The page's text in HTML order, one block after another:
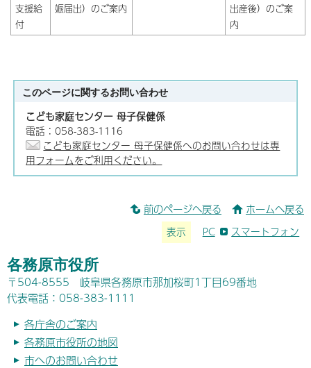
支援給
付
娠届出）のご案内
出産後）のご案
内
このページに関するお問い合わせ
こども家庭センター 母子保健係
電話：058-383-1116
こども家庭センター 母子保健係へのお問い合わせは専
用フォームをご利用ください。
前のページへ戻る ホームへ戻る
表示 PC スマートフォン
各務原市役所
〒504-8555 岐阜県各務原市那加桜町1丁目69番地
代表電話：058-383-1111
各庁舎のご案内
各務原市役所の地図
市へのお問い合わせ